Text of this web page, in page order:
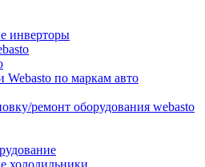
инверторы
Webasto по маркам авто
ремонт оборудования webasto